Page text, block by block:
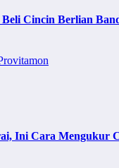
Cincin Berlian
Ini Cara Mengukur